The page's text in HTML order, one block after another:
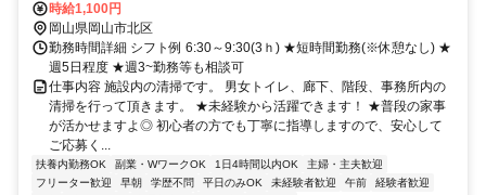
時給1,100円
岡山県岡山市北区
勤務時間詳細 シフト例 6:30～9:30(3ｈ) ★短時間勤務(※休憩なし) ★
週5日程度 ★週3~勤務等も相談可
仕事内容 施設内の清掃です。 男女トイレ、廊下、階段、事務所内の
清掃を行って頂きます。 ★未経験から活躍できます！ ★普段の家事
が活かせますよ◎ 初心者の方でも丁寧に指導しますので、安心して
ご応募く...
扶養内勤務OK 副業・WワークOK 1日4時間以内OK
主婦・主夫歓迎
フリーター歓迎
早朝 学歴不問 平日のみOK 未経験者歓迎 午前
経験者歓迎